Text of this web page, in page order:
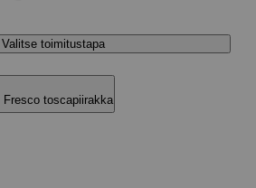
Valitse toimitustapa
toscapiirakka